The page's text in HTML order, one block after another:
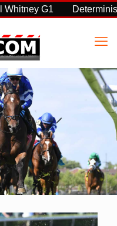
G1 Deterministic: